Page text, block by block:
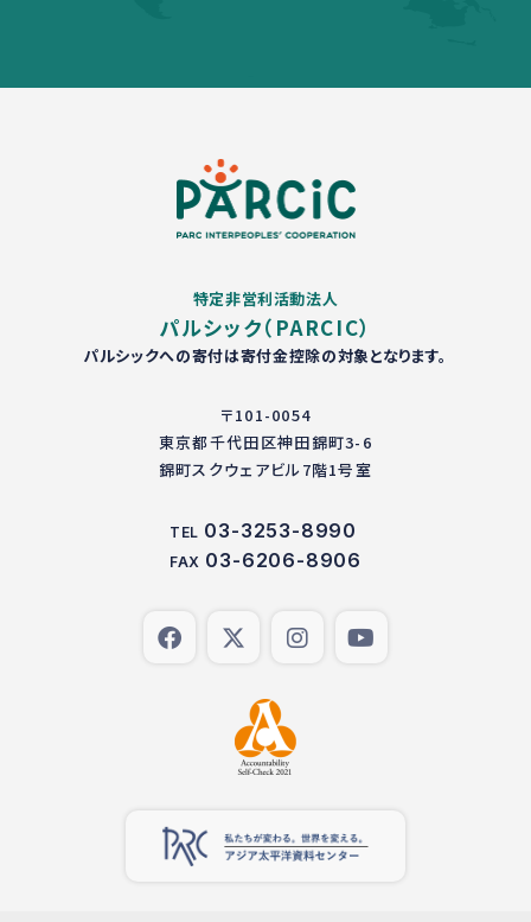
特定非営利活動法人
パルシック（PARCIC）
パルシックへの寄付は寄付金控除の対象となります。
〒101-0054
東京都千代田区神田錦町3-6
錦町スクウェアビル7階1号室
TEL 03-3253-8990
FAX 03-6206-8906